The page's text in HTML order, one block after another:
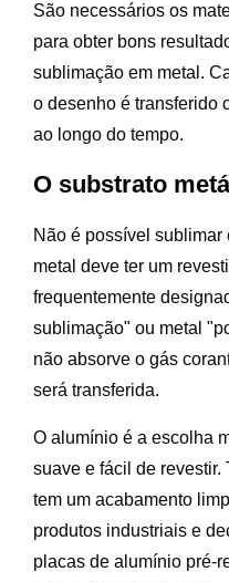
São necessários os
para obter bons
sublimação em metal.
o desenho é transferido
ao longo do tempo.
O substrato
Não é possível sublimar
metal deve ter um
frequentemente
sublimação" ou metal
não absorve o gás
será transferida.
O alumínio é a escolha
suave e fácil de revestir.
tem um acabamento
produtos industriais e
placas de alumínio pré-